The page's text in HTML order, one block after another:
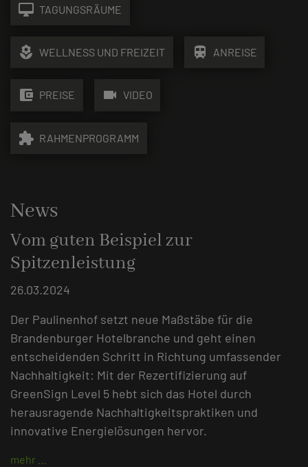
desktop_mac TAGUNGSRÄUME
local_florist WELLNESS UND FREIZEIT train ANREISE
account_balance_wallet PREISE videocam VIDEO
extension RAHMENPROGRAMM
News
Vom guten Beispiel zur
Spitzenleistung
26.03.2024
Der Paulinenhof setzt neue Maßstäbe für die
Brandenburger Hotelbranche und geht einen
entscheidenden Schritt in Richtung umfassender
Nachhaltigkeit: Mit der Rezertifizierung auf
GreenSign Level 5 hebt sich das Hotel durch
herausragende Nachhaltigkeitspraktiken und
innovative Energielösungen hervor.
mehr …